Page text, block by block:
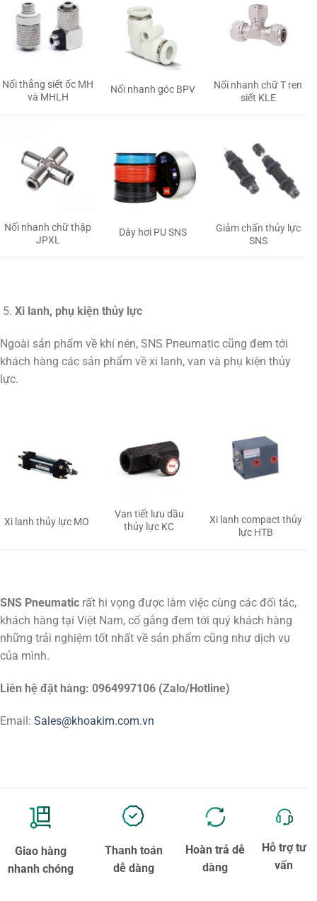
Nối thẳng siết ốc MH
và MHLH
Nối nhanh góc BPV
Nối nhanh chữ T ren
siết KLE
Nối nhanh chữ thập
JPXL
Dây hơi PU SNS
Giảm chấn thủy lực
SNS
Xi lanh, phụ kiện thủy lực
Ngoài sản phẩm về khí nén, SNS Pneumatic cũng đem tới
khách hàng các sản phẩm về xi lanh, van và phụ kiện thủy
lực.
Xi lanh thủy lực MO
Van tiết lưu dầu
thủy lực KC
Xi lanh compact thủy
lực HTB
SNS Pneumatic rất hi vọng được làm việc cùng các đối tác,
khách hàng tại Việt Nam, cố gắng đem tới quý khách hàng
những trải nghiệm tốt nhất về sản phẩm cũng như dịch vụ
của mình.
Liên hệ đặt hàng: 0964997106 (Zalo/Hotline)
Email: Sales@khoakim.com.vn
Giao hàng
nhanh chóng
Thanh toán
dễ dàng
Hoàn trả dễ
dàng
Hỗ trợ tư
vấn